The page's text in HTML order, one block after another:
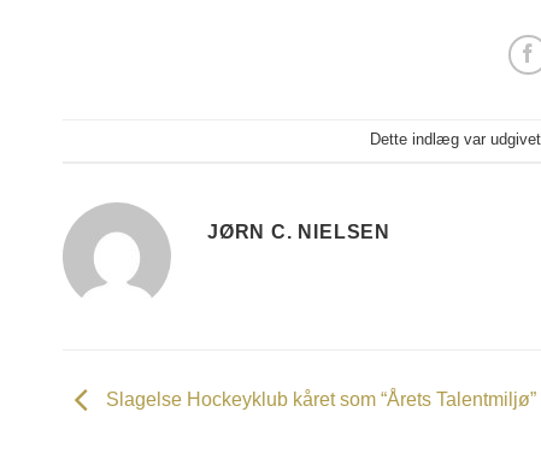
Dette indlæg var
JØRN C. NIELSEN
Slagelse Hockeyklub kåret som “Årets